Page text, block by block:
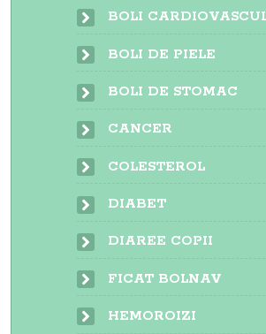
BOLI
BOLI DE PIELE
BOLI DE STOMAC
CANCER
COLESTEROL
DIABET
DIAREE COPII
FICAT BOLNAV
HEMOROIZI